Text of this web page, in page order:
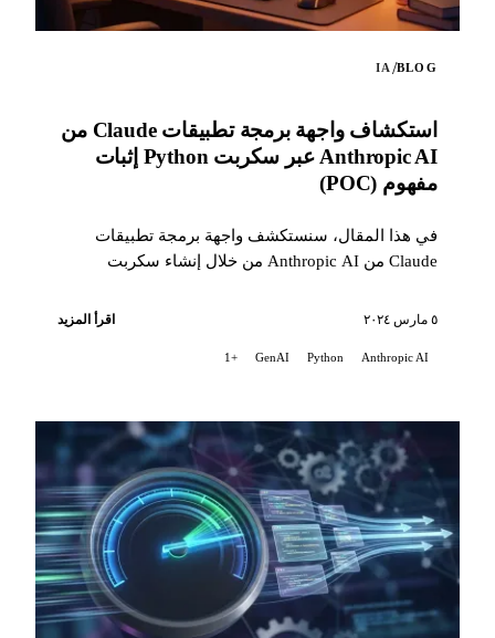
BLOG
/
IA
استكشاف واجهة برمجة تطبيقات Claude من
Anthropic AI عبر سكربت Python إثبات
مفهوم (POC)
في هذا المقال، سنستكشف واجهة برمجة تطبيقات
Claude من Anthropic AI من خلال إنشاء سكربت
...
٥ مارس ٢٠٢٤ اقرأ المزيد
Anthropic AI
Python
GenAI
+1